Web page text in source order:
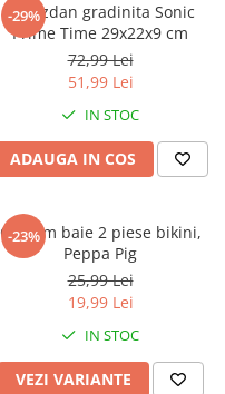
-29%
Ghiozdan gradinita Sonic
Prime Time 29x22x9 cm
72,99 Lei
51,99 Lei
IN STOC
ADAUGA IN COS
-23%
Costum baie 2 piese bikini,
Peppa Pig
25,99 Lei
19,99 Lei
IN STOC
VEZI VARIANTE